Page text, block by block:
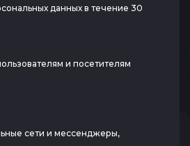
данных в течение 30
и посетителям
сети и мессенджеры,